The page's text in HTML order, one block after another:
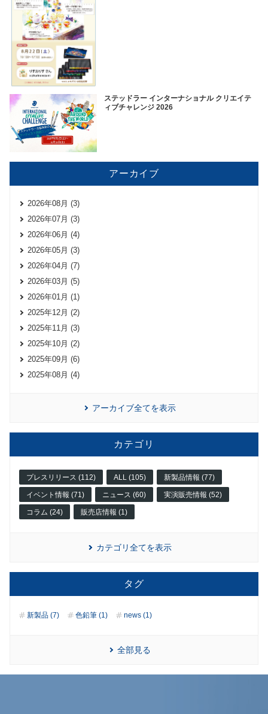
ステッドラー インターナショナル クリエイテ
ィブチャレンジ 2026
アーカイブ
2026年08月 (3)
2026年07月 (3)
2026年06月 (4)
2026年05月 (3)
2026年04月 (7)
2026年03月 (5)
2026年01月 (1)
2025年12月 (2)
2025年11月 (3)
2025年10月 (2)
2025年09月 (6)
2025年08月 (4)
アーカイブ全てを表示
カテゴリ
プレスリリース (112) ALL (105) 新製品情報 (77)
イベント情報 (71) ニュース (60) 実演販売情報 (52)
コラム (24) 販売店情報 (1)
カテゴリ全てを表示
タグ
新製品 (7) 色鉛筆 (1) news (1)
全部見る